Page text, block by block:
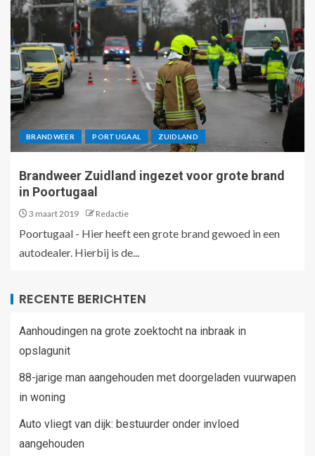
BRANDWEER PORTUGAAL ZUIDLAND
Brandweer Zuidland ingezet voor grote brand
in Poortugaal
3 maart 2019 Redactie
Poortugaal - Hier heeft een grote brand gewoed in een
autodealer. Hierbij is de...
RECENTE BERICHTEN
Aanhoudingen na grote zoektocht na inbraak in
opslagunit
88-jarige man aangehouden met doorgeladen vuurwapen
in woning
Auto vliegt van dijk: bestuurder onder invloed
aangehouden